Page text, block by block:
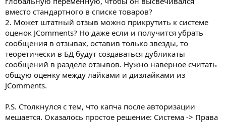
вместо стандартного в списке товаров?
2. Может штатный отзыв можно прикрутить к системе
оценок JComments? Но даже если и получится убрать
сообщения в отзывах, оставив только звезды, то
теоретически в БД будут создаваться дубликаты
сообщений в разделе отзывов. Нужно наверное считать
общую оценку между лайками и дизлайками из
JComments.
P.S. Столкнулся с тем, что капча после авторизации
мешается. Оказалось простое решение: Система -> Права